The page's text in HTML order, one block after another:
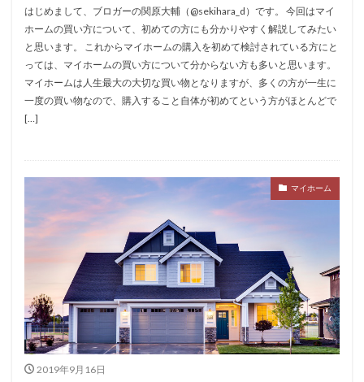
はじめまして、ブロガーの関原大輔（@sekihara_d）です。 今回はマイ
ホームの買い方について、初めての方にも分かりやすく解説してみたい
と思います。 これからマイホームの購入を初めて検討されている方にと
っては、マイホームの買い方について分からない方も多いと思います。
マイホームは人生最大の大切な買い物となりますが、多くの方が一生に
一度の買い物なので、購入すること自体が初めてという方がほとんどで
[…]
マイホーム
2019年9月16日